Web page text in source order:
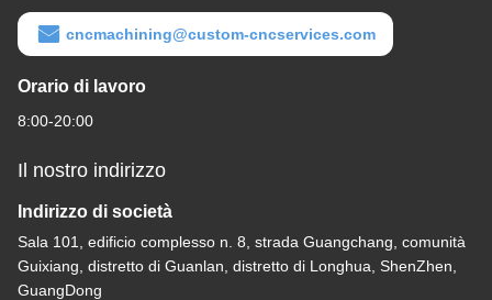
cncmachining@custom-cncservices.com
Orario di lavoro
8:00-20:00
Il nostro indirizzo
Indirizzo di società
Sala 101, edificio complesso n. 8, strada Guangchang, comunità
Guixiang, distretto di Guanlan, distretto di Longhua, ShenZhen,
GuangDong